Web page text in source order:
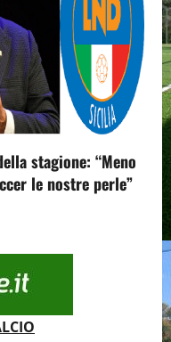
stagione: “Meno
le nostre perle”